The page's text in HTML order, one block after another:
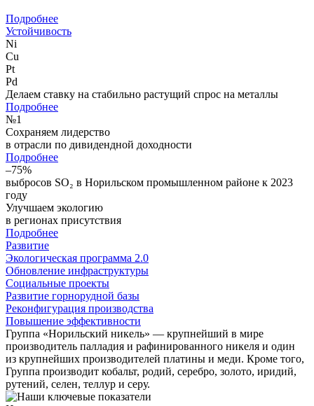
Подробнее
Устойчивость
Ni
Cu
Pt
Pd
Делаем ставку на стабильно растущий спрос на металлы
Подробнее
№1
Сохраняем лидерство
в отрасли по дивидендной доходности
Подробнее
–75%
выбросов SO₂ в Норильском промышленном районе к 2023
году
Улучшаем экологию
в регионах присутствия
Подробнее
Развитие
Экологическая программа 2.0
Обновление инфраструктуры
Социальные проекты
Развитие горнорудной базы
Реконфигурация производства
Повышение эффективности
Группа «Норильский никель» — крупнейший в мире
производитель палладия и рафинированного никеля и один
из крупнейших производителей платины и меди. Кроме того,
Группа производит кобальт, родий, серебро, золото, иридий,
рутений, селен, теллур и серу.